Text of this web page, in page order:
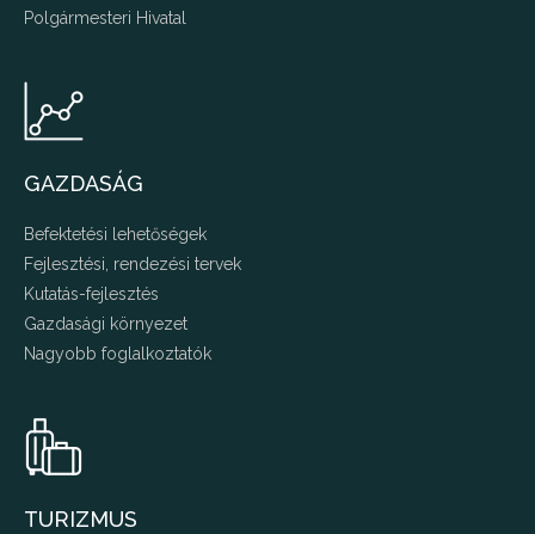
Polgármesteri Hivatal
GAZDASÁG
Befektetési lehetőségek
Fejlesztési, rendezési tervek
Kutatás-fejlesztés
Gazdasági környezet
Nagyobb foglalkoztatók
TURIZMUS